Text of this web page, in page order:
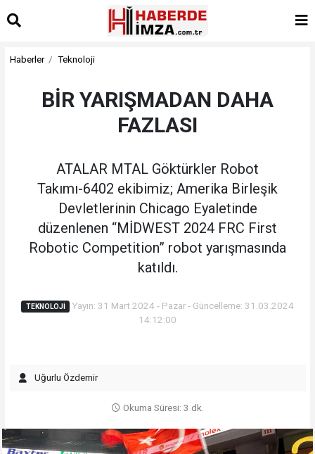
Haberler Teknoloji
BİR YARIŞMADAN DAHA
FAZLASI
ATALAR MTAL Göktürkler Robot
Takımı-6402 ekibimiz; Amerika Birleşik
Devletlerinin Chicago Eyaletinde
düzenlenen “MİDWEST 2024 FRC First
Robotic Competition” robot yarışmasında
katıldı.
TEKNOLOJI
Yayın: 31 Mart 2024 - Pazar - Güncelleme: 31.03.2024
14:12:00
Uğurlu Özdemir
Okuma Süresi: 3 dk.